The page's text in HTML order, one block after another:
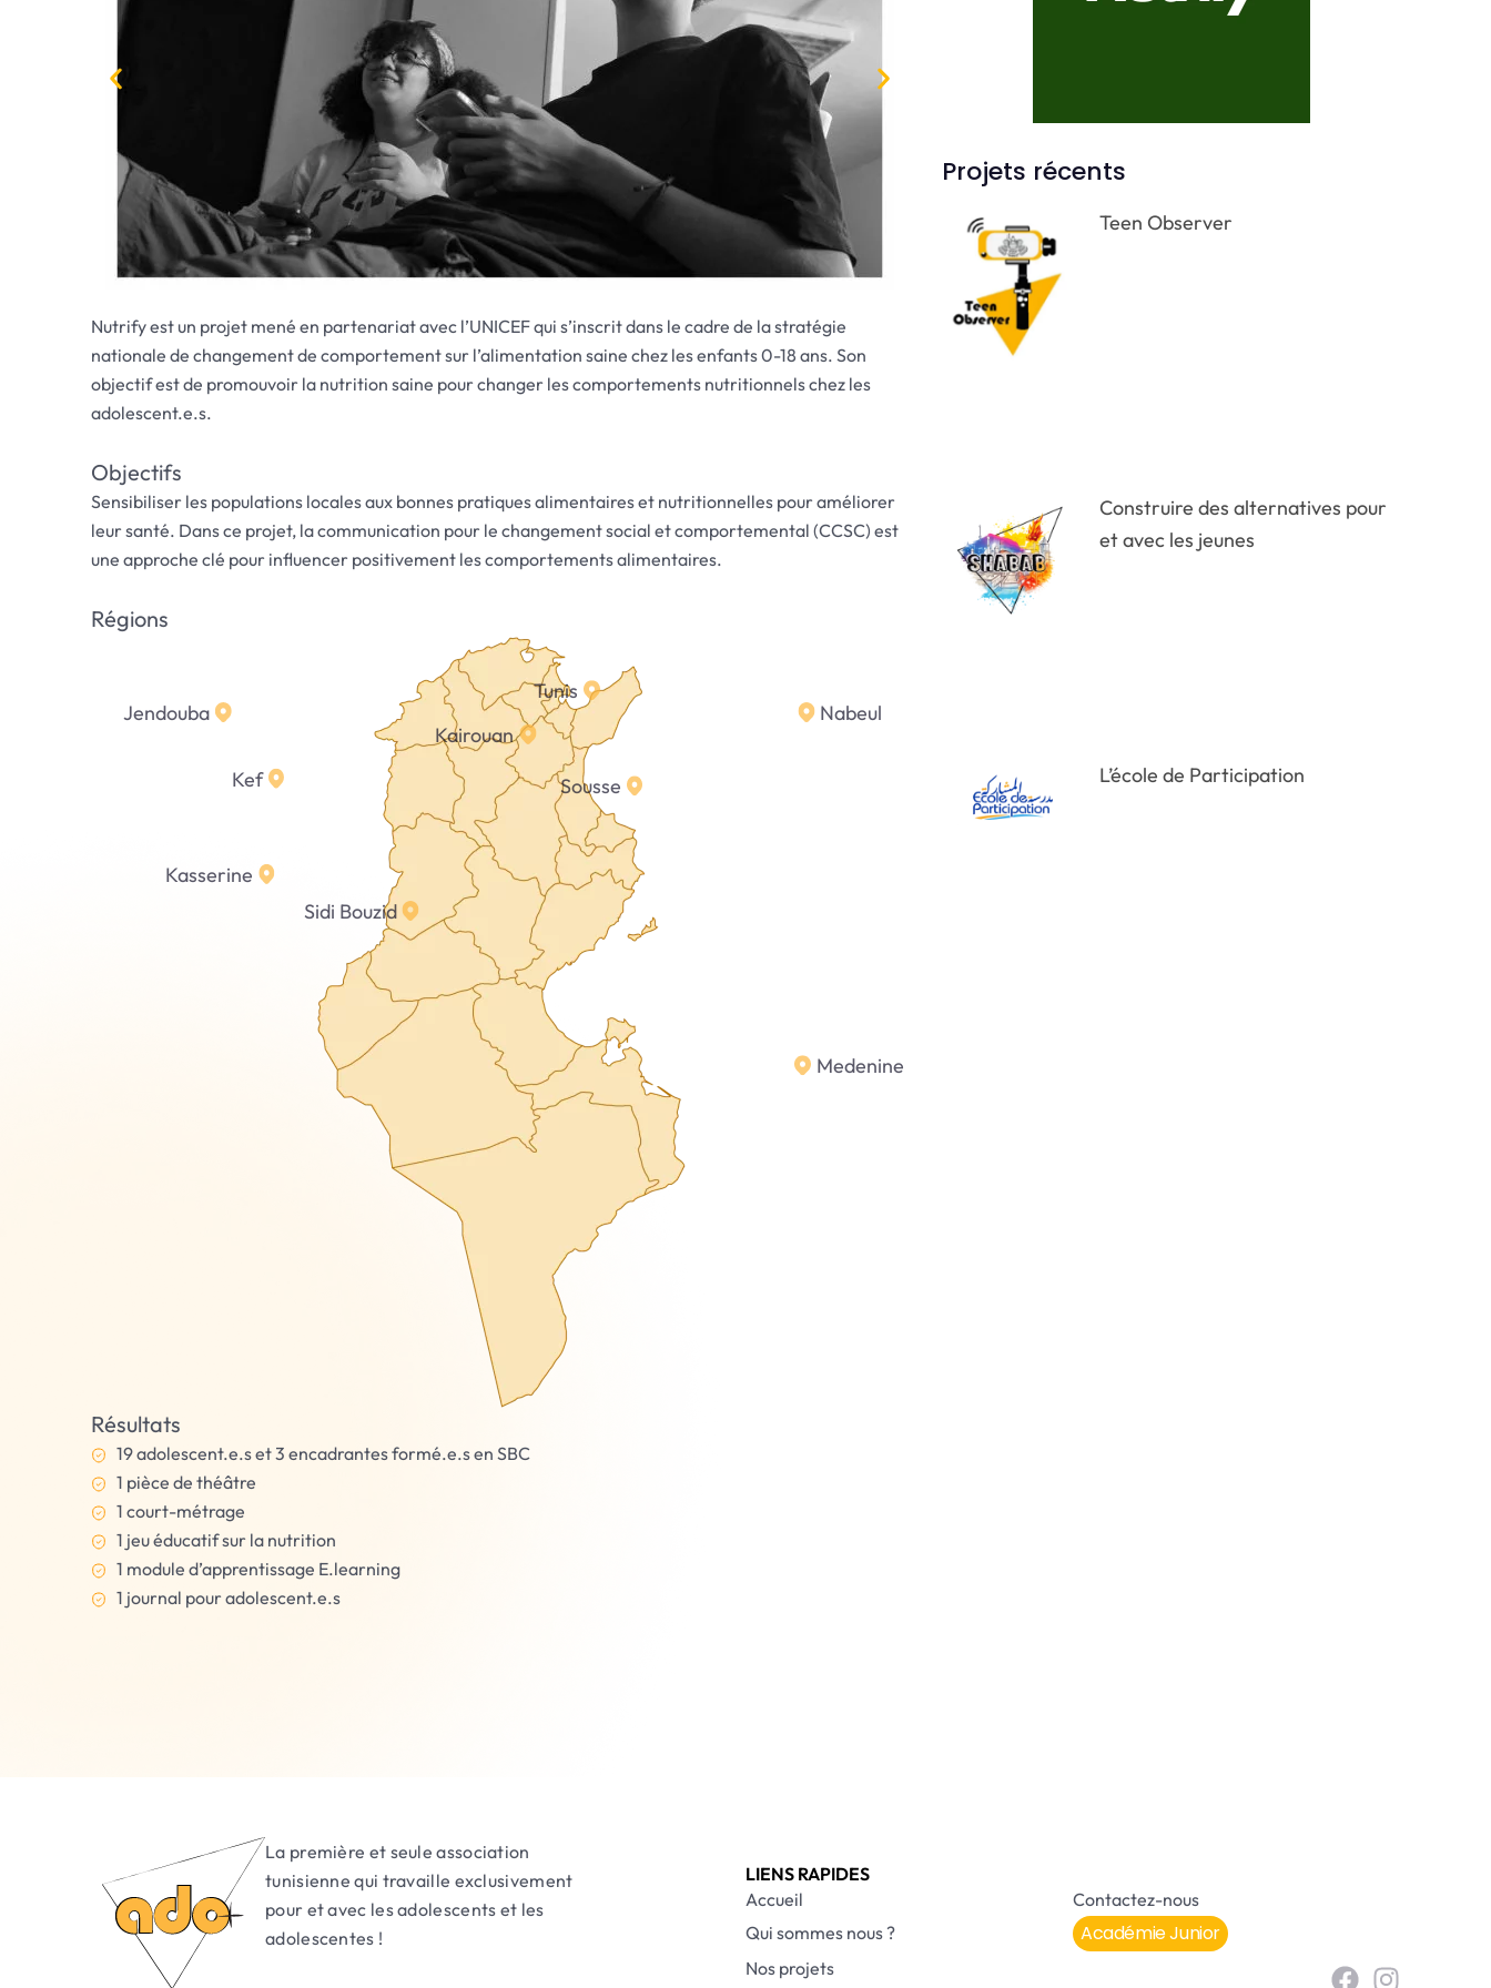
Nutrify est un projet mené en partenariat avec l’UNICEF qui s’inscrit dans le cadre de la stratégie
nationale de changement de comportement sur l’alimentation saine chez les enfants 0-18 ans. Son
objectif est de promouvoir la nutrition saine pour changer les comportements nutritionnels chez les
adolescent.e.s.
Objectifs
Sensibiliser les populations locales aux bonnes pratiques alimentaires et nutritionnelles pour améliorer
leur santé. Dans ce projet, la communication pour le changement social et comportemental (CCSC) est
une approche clé pour influencer positivement les comportements alimentaires.
Régions
Tunis
Jendouba
Kef
Kasserine
Sousse
Kairouan
Sidi Bouzid
Nabeul
Medenine
Résultats
19 adolescent.e.s et 3 encadrantes formé.e.s en SBC
1 pièce de théâtre
1 court-métrage
1 jeu éducatif sur la nutrition
1 module d’apprentissage E.learning
1 journal pour adolescent.e.s
Projets récents
Teen Observer
Construire des alternatives pour
et avec les jeunes
L’école de Participation
La première et seule association
tunisienne qui travaille exclusivement
pour et avec les adolescents et les
adolescentes !
LIENS RAPIDES
Accueil
Contactez-nous
Qui sommes nous ?
Académie Junior
Nos projets F I